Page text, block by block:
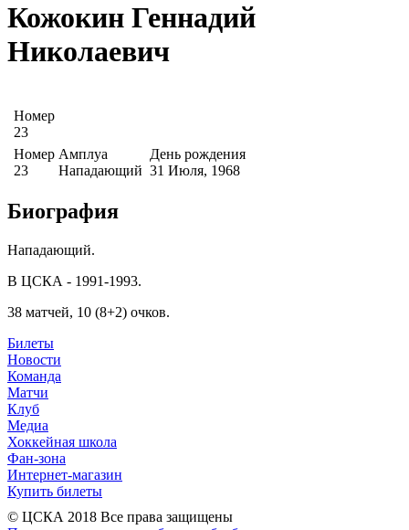
Кожокин Геннадий
Николаевич
Номер
23
Номер
23
Амплуа
Нападающий
День рождения
31 Июля, 1968
Биография
Нападающий.
В ЦСКА - 1991-1993.
38 матчей, 10 (8+2) очков.
Билеты
Новости
Команда
Матчи
Клуб
Медиа
Хоккейная школа
Фан-зона
Интернет-магазин
Купить билеты
© ЦСКА 2018 Все права защищены